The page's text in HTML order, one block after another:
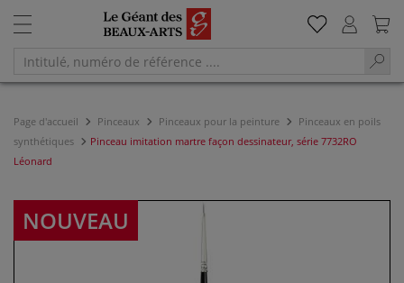
Page d'accueil Pinceaux Pinceaux pour la peinture
Pinceaux en poils
synthétiques
Pinceau imitation martre façon dessinateur, série 7732RO
Léonard
NOUVEAU